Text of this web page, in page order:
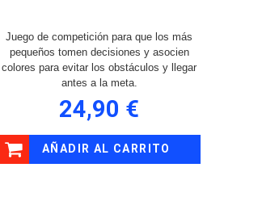
Juego de competición para que los más
pequeños tomen decisiones y asocien
colores para evitar los obstáculos y llegar
antes a la meta.
24,90 €
AÑADIR AL CARRITO